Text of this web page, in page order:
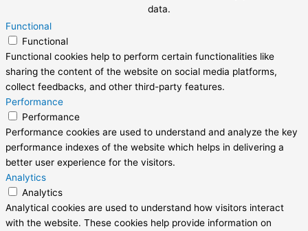
data.
Functional
Functional
Functional cookies help to perform certain functionalities like
sharing the content of the website on social media platforms,
collect feedbacks, and other third-party features.
Performance
Performance
Performance cookies are used to understand and analyze the key
performance indexes of the website which helps in delivering a
better user experience for the visitors.
Analytics
Analytics
Analytical cookies are used to understand how visitors interact
with the website. These cookies help provide information on